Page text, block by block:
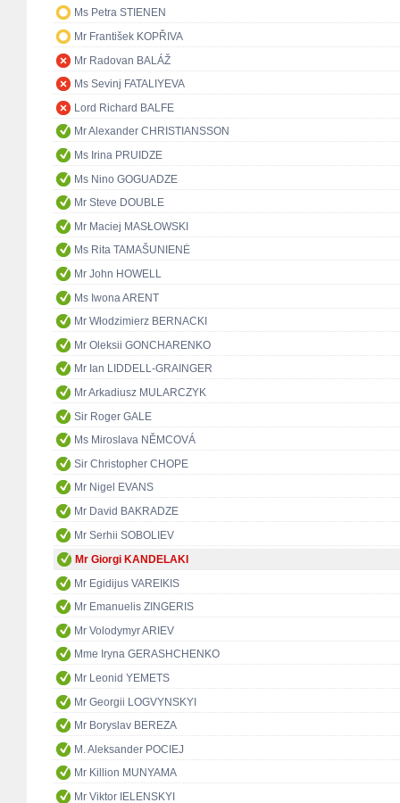
Ms Petra STIENEN
Mr František KOPŘIVA
Mr Radovan BALÁŽ
Ms Sevinj FATALIYEVA
Lord Richard BALFE
Mr Alexander CHRISTIANSSON
Ms Irina PRUIDZE
Ms Nino GOGUADZE
Mr Steve DOUBLE
Mr Maciej MASŁOWSKI
Ms Rita TAMAŠUNIENĖ
Mr John HOWELL
Ms Iwona ARENT
Mr Włodzimierz BERNACKI
Mr Oleksii GONCHARENKO
Mr Ian LIDDELL-GRAINGER
Mr Arkadiusz MULARCZYK
Sir Roger GALE
Ms Miroslava NĚMCOVÁ
Sir Christopher CHOPE
Mr Nigel EVANS
Mr David BAKRADZE
Mr Serhii SOBOLIEV
Mr Giorgi KANDELAKI
Mr Egidijus VAREIKIS
Mr Emanuelis ZINGERIS
Mr Volodymyr ARIEV
Mme Iryna GERASHCHENKO
Mr Leonid YEMETS
Mr Georgii LOGVYNSKYI
Mr Boryslav BEREZA
M. Aleksander POCIEJ
Mr Killion MUNYAMA
Mr Viktor IELENSKYI